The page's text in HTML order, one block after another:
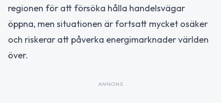
regionen för att försöka hålla handelsvägar
öppna, men situationen är fortsatt mycket osäker
och riskerar att påverka energimarknader världen
över.
ANNONS